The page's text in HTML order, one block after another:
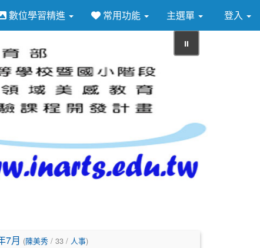
數位學習精進 常用功能 主選單 登入
⏸
7月 (陳美秀/ 33 / 人事)